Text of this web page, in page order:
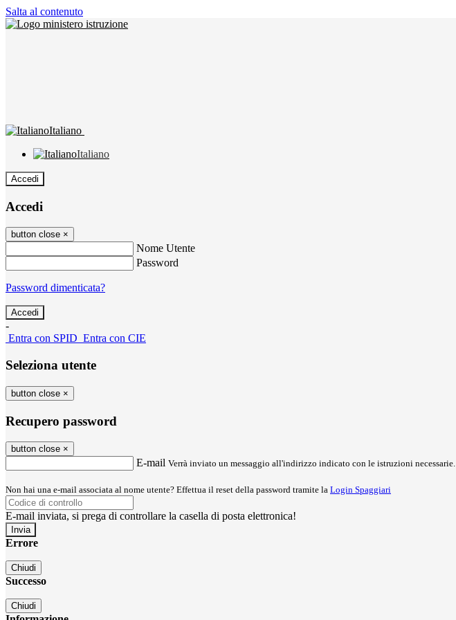
Salta al contenuto
Italiano
Italiano
Accedi
Accedi
button close ×
Nome Utente
Password
Password dimenticata?
-
Entra con SPID Entra con CIE
Seleziona utente
button close ×
Recupero password
button close ×
E-mail Verrà inviato un messaggio all'indirizzo indicato con le istruzioni necessarie.
Non hai una e-mail associata al nome utente? Effettua il reset della password tramite la Login Spaggiari
E-mail inviata, si prega di controllare la casella di posta elettronica!
Errore
Chiudi
Successo
Chiudi